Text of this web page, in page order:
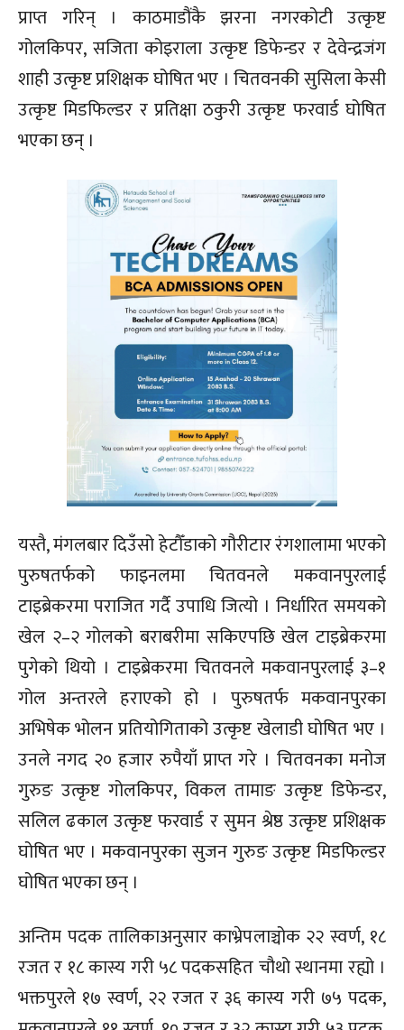
प्राप्त गरिन् । काठमाडौंकै झरना नगरकोटी उत्कृष्ट
गोलकिपर, सजिता कोइराला उत्कृष्ट डिफेन्डर र देवेन्द्रजंग
शाही उत्कृष्ट प्रशिक्षक घोषित भए । चितवनकी सुसिला केसी
उत्कृष्ट मिडफिल्डर र प्रतिक्षा ठकुरी उत्कृष्ट फरवार्ड घोषित
भएका छन् ।
यस्तै, मंगलबार दिउँसो हेटौँडाको गौरीटार रंगशालामा भएको
पुरुषतर्फको फाइनलमा चितवनले मकवानपुरलाई
टाइब्रेकरमा पराजित गर्दै उपाधि जित्यो । निर्धारित समयको
खेल २–२ गोलको बराबरीमा सकिएपछि खेल टाइब्रेकरमा
पुगेको थियो । टाइब्रेकरमा चितवनले मकवानपुरलाई ३–१
गोल अन्तरले हराएको हो । पुरुषतर्फ मकवानपुरका
अभिषेक भोलन प्रतियोगिताको उत्कृष्ट खेलाडी घोषित भए ।
उनले नगद २० हजार रुपैयाँ प्राप्त गरे । चितवनका मनोज
गुरुङ उत्कृष्ट गोलकिपर, विकल तामाङ उत्कृष्ट डिफेन्डर,
सलिल ढकाल उत्कृष्ट फरवार्ड र सुमन श्रेष्ठ उत्कृष्ट प्रशिक्षक
घोषित भए । मकवानपुरका सुजन गुरुङ उत्कृष्ट मिडफिल्डर
घोषित भएका छन् ।
अन्तिम पदक तालिकाअनुसार काभ्रेपलाञ्चोक २२ स्वर्ण, १८
रजत र १८ कास्य गरी ५८ पदकसहित चौथो स्थानमा रह्यो ।
भक्तपुरले १७ स्वर्ण, २२ रजत र ३६ कास्य गरी ७५ पदक,